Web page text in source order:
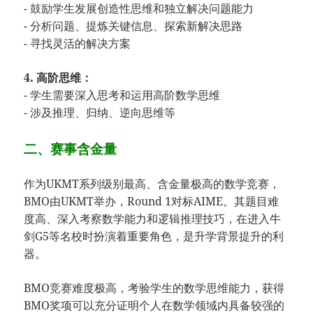
- 鼓励学生发展创造性思维和独立解决问题能力
- 分析问题、提炼关键信息、探索新解决思路
- 寻找灵活的解决方案
4. 高阶思维：
- 学生需要深入思考和运用高阶数学思维
- 涉及推理、归纳、逆向思维等
二、赛事含金量
作为UKMT系列级别最高、含金量极高的数学竞赛，
BMO由UKMT举办，Round 1对标AIME。其题目难
度高、深入考察数学能力和逻辑推理技巧，在进入牛
剑G5等名校时扮演着重要角色，是升学背景提升的利
器。
BMO竞赛难度极高，考验学生的数学思维能力，获得
BMO奖项可以充分证明个人在数学领域内具备较强的